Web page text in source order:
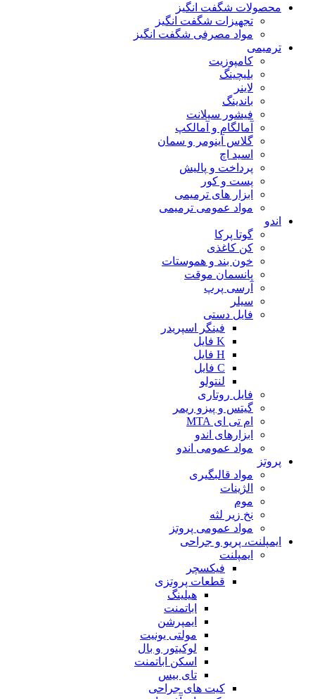
محصولات شگفت انگیز
تجهیزات شگفت انگیز
مواد مصرفی شگفت انگیز
ترمیمی
کامپوزیت
بلیچینگ
لاینر
باندینگ
فیشور سیلانت
آمالگام و آمالکپ
گلاس آینومر و سمان
اسید اچ
پرداخت و پالیش
پست و کور
ابزار های ترمیمی
مواد عمومی ترمیمی
اندو
گوتا پرکا
کن کاغذی
خون بند و هموستات
پانسمان موقت
آرسی پرپ
سیلر
فایل دستی
فینگر اسپریدر
K فایل
H فایل
C فایل
لنتولو
فایل روتاری
گیتس و پیزو ریمر
ام تی ای MTA
ابزارهای اندو
مواد عمومی اندو
پروتز
مواد قالبگیری
الژینات
موم
نخ زیر لثه
مواد عمومی پروتز
ایمپلنت، پریو و جراحی
ایمپلنت
فیکسچر
قطعات پروتزی
هیلینگ
اباتمنت
ایمپرشن
مولتی یونیت
لوکیتور و بال
اسکن اباتمنت
تای بیس
کیت های جراحی